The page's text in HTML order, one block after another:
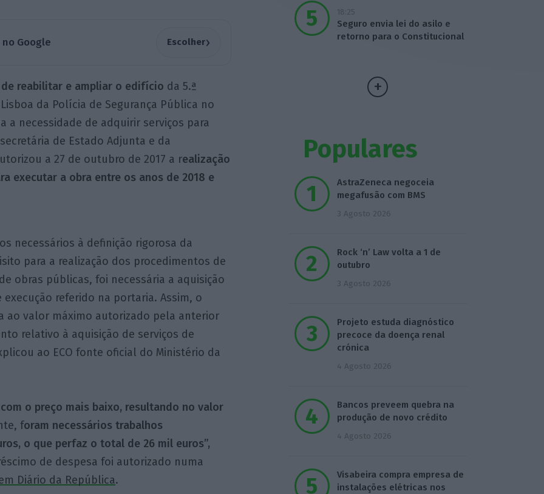
Google Escolher›
reabilitar e ampliar o edifício da 5.ª
da Polícia de Segurança Pública no
a necessidade de adquirir serviços para
de Estado Adjunta e da
a 27 de outubro de 2017 a realização
executar a obra entre os anos de 2018 e
necessários à definição rigorosa da
para a realização dos procedimentos de
obras públicas, foi necessária a aquisição
referido na portaria. Assim, o
ao valor máximo autorizado pela anterior
relativo à aquisição de serviços de
ao ECO fonte oficial do Ministério da
o preço mais baixo, resultando no valor
foram necessários trabalhos
o que perfaz o total de 26 mil euros”,
de despesa foi autorizado numa
Diário da República.
18:25
Seguro envia lei do asilo e
retorno para o Constitucional
Populares
AstraZeneca negoceia
megafusão com BMS
3 Agosto 2026
Rock ‘n’ Law volta a 1 de
outubro
3 Agosto 2026
Projeto estuda diagnóstico
precoce da doença renal
crónica
4 Agosto 2026
Bancos preveem quebra na
produção de novo crédito
4 Agosto 2026
Visabeira compra empresa de
instalações elétricas nos